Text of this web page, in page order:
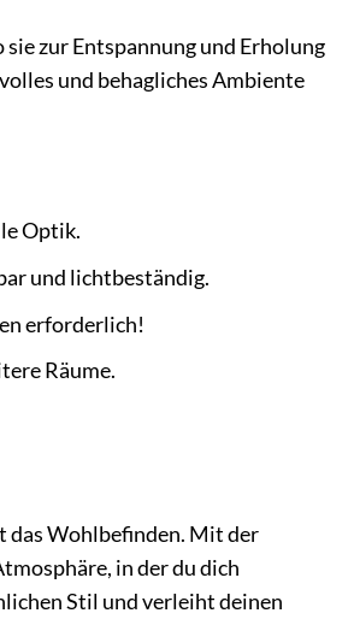
zur Entspannung und Erholung
und behagliches Ambiente
Optik.
und lichtbeständig.
erforderlich!
Räume.
das Wohlbefinden. Mit der
in der du dich
Stil und verleiht deinen